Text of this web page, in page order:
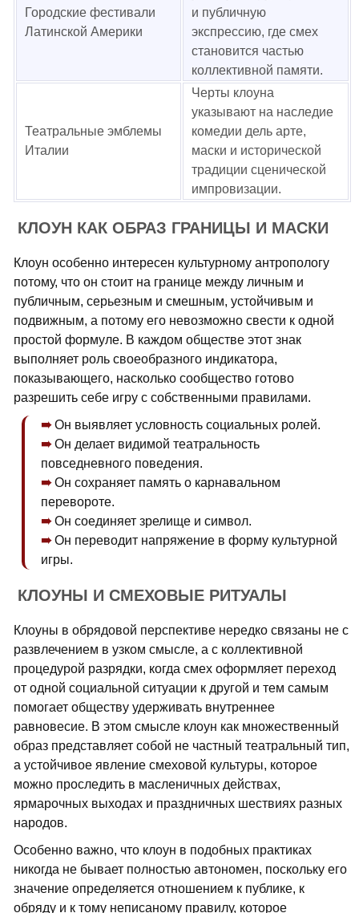
Городские фестивали
Латинской Америки
и публичную
экспрессию, где смех
становится частью
коллективной памяти.
Театральные эмблемы
Италии
Черты клоуна
указывают на наследие
комедии дель арте,
маски и исторической
традиции сценической
импровизации.
КЛОУН КАК ОБРАЗ ГРАНИЦЫ И МАСКИ
Клоун особенно интересен культурному антропологу
потому, что он стоит на границе между личным и
публичным, серьезным и смешным, устойчивым и
подвижным, а потому его невозможно свести к одной
простой формуле. В каждом обществе этот знак
выполняет роль своеобразного индикатора,
показывающего, насколько сообщество готово
разрешить себе игру с собственными правилами.
Он выявляет условность социальных ролей.
Он делает видимой театральность
повседневного поведения.
Он сохраняет память о карнавальном
перевороте.
Он соединяет зрелище и символ.
Он переводит напряжение в форму культурной
игры.
КЛОУНЫ И СМЕХОВЫЕ РИТУАЛЫ
Клоуны в обрядовой перспективе нередко связаны не с
развлечением в узком смысле, а с коллективной
процедурой разрядки, когда смех оформляет переход
от одной социальной ситуации к другой и тем самым
помогает обществу удерживать внутреннее
равновесие. В этом смысле клоун как множественный
образ представляет собой не частный театральный тип,
а устойчивое явление смеховой культуры, которое
можно проследить в масленичных действах,
ярмарочных выходах и праздничных шествиях разных
народов.
Особенно важно, что клоун в подобных практиках
никогда не бывает полностью автономен, поскольку его
значение определяется отношением к публике, к
обряду и к тому неписаному правилу, которое